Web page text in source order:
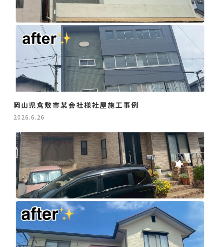
岡山県倉敷市某会社様社屋施工事例
2026.6.26